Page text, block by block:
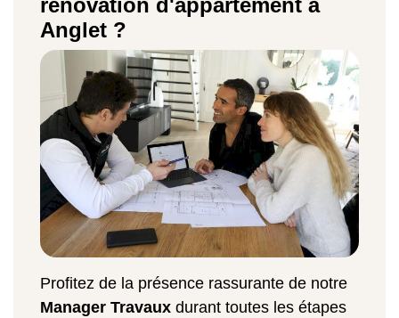
Anglet ?
Profitez de la présence rassurante de notre
Manager Travaux durant toutes les étapes